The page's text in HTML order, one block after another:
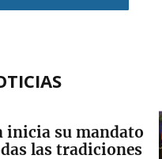
inicia su mandato
las tradiciones